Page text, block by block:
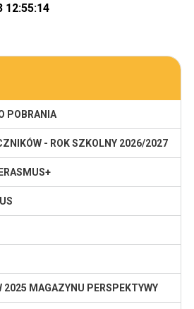
12:55:14
POBRANIA
- ROK SZKOLNY 2026/2027
2025 MAGAZYNU PERSPEKTYWY